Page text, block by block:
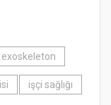
exoskeleton
işçi sağlığı